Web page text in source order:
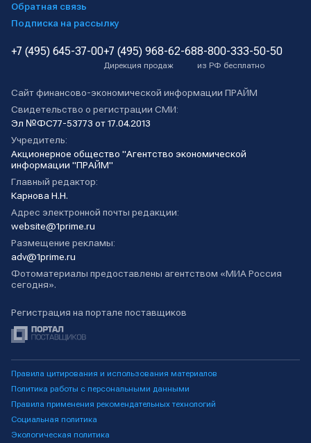
Обратная связь
Подписка на рассылку
+7 (495) 645-37-00+7 (495) 968-62-68
Дирекция продаж
8-800-333-50-50
из РФ бесплатно
Сайт финансово-экономической информации ПРАЙМ
Свидетельство о регистрации СМИ:
Эл №ФС77-53773 от 17.04.2013
Учредитель:
Акционерное общество "Агентство экономической
информации "ПРАЙМ"
Главный редактор:
Карнова Н.Н.
Адрес электронной почты редакции:
website@1prime.ru
Размещение рекламы:
adv@1prime.ru
Фотоматериалы предоставлены агентством «МИА Россия
сегодня».
Регистрация на портале поставщиков
Правила цитирования и использования материалов
Политика работы с персональными данными
Правила применения рекомендательных технологий
Социальная политика
Экологическая политика